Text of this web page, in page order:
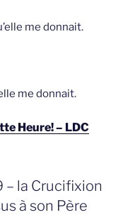
me donnait.
me donnait.
Heure! – LDC
– la Crucifixion
à son Père